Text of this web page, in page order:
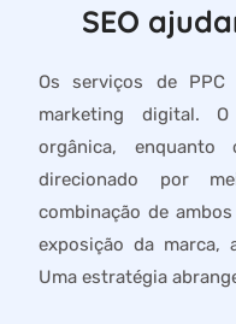
SEO
Os serviços de PPC
marketing digital.
orgânica,
direcionado por
combinação de
exposição da marca,
Uma estratégia